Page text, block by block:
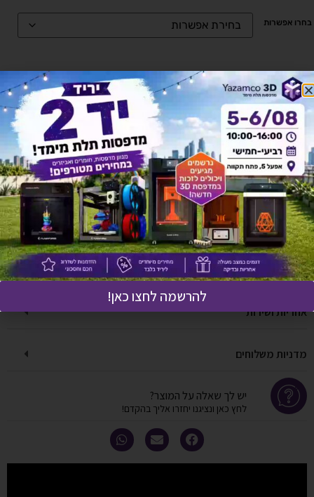
בחרו אפשרות
הוספה לסל
להורדת ברושור ומפרט לחץ כאן
תיאור מוצר
מפרט טכני
אחריות ושירות
מדניות משלוחים
יש לך שאלה על המוצר?
לחץ כאן ונציגנו יחזרו אליך בהקדם!
להרשמה לחצו כאן!